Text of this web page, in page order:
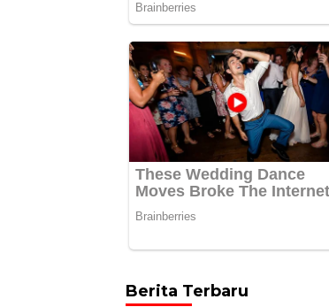
Berita Terbaru